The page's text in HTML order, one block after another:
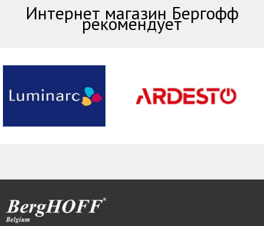
Интернет магазин Бергофф
рекомендует